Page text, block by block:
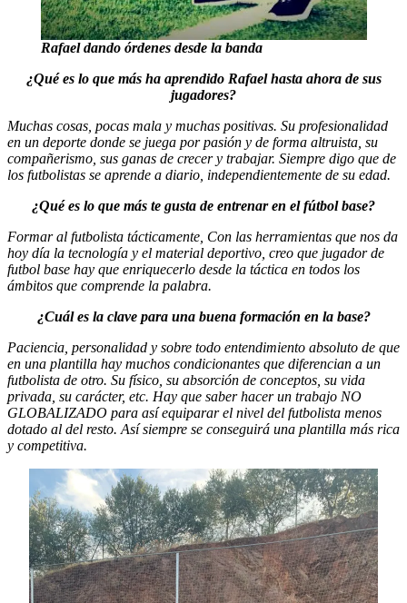
Rafael dando órdenes desde la banda
¿Qué es lo que más ha aprendido Rafael hasta ahora de sus
jugadores?
Muchas cosas, pocas mala y muchas positivas. Su profesionalidad
en un deporte donde se juega por pasión y de forma altruista, su
compañerismo, sus ganas de crecer y trabajar. Siempre digo que de
los futbolistas se aprende a diario, independientemente de su edad.
¿Qué es lo que más te gusta de entrenar en el fútbol base?
Formar al futbolista tácticamente, Con las herramientas que nos da
hoy día la tecnología y el material deportivo, creo que jugador de
futbol base hay que enriquecerlo desde la táctica en todos los
ámbitos que comprende la palabra.
¿Cuál es la clave para una buena formación en la base?
Paciencia, personalidad y sobre todo entendimiento absoluto de que
en una plantilla hay muchos condicionantes que diferencian a un
futbolista de otro. Su físico, su absorción de conceptos, su vida
privada, su carácter, etc. Hay que saber hacer un trabajo NO
GLOBALIZADO para así equiparar el nivel del futbolista menos
dotado al del resto. Así siempre se conseguirá una plantilla más rica
y competitiva.